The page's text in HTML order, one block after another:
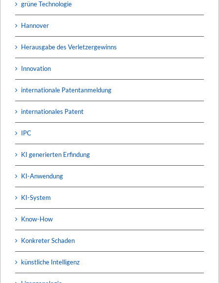
grüne Technologie
Hannover
Herausgabe des Verletzergewinns
Innovation
internationale Patentanmeldung
internationales Patent
IPC
KI generierten Erfindung
KI-Anwendung
KI-System
Know-How
Konkreter Schaden
künstliche Intelligenz